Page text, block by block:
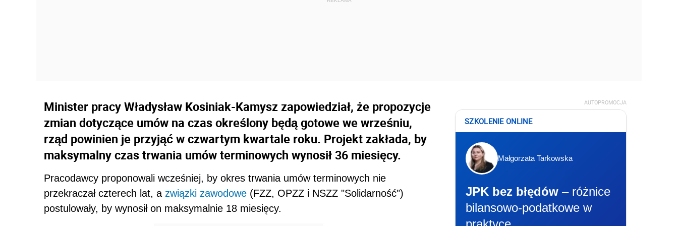
Minister pracy Władysław Kosiniak-Kamysz zapowiedział, że propozycje
zmian dotyczące umów na czas określony będą gotowe we wrześniu,
rząd powinien je przyjąć w czwartym kwartale roku. Projekt zakłada, by
maksymalny czas trwania umów terminowych wynosił 36 miesięcy.
Pracodawcy proponowali wcześniej, by okres trwania umów terminowych nie
przekraczał czterech lat, a związki zawodowe (FZZ, OPZZ i NSZZ "Solidarność")
postulowały, by wynosił on maksymalnie 18 miesięcy.
AUTOPROMOCJA
SZKOLENIE ONLINE
Małgorzata Tarkowska
JPK bez błędów – różnice
bilansowo-podatkowe w